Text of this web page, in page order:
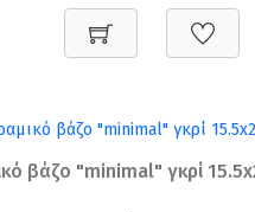
βάζο "minimal" γκρί